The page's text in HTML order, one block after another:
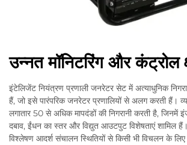
उन्नत मॉनिटरिंग और कंट्रोल
इंटेलिजेंट नियंत्रण प्रणाली जनरेटर सेट में अत्याधुनिक
हैं, जो इसे पारंपरिक जनरेटर प्रणालियों से अलग करती हैं।
लगातार 50 से अधिक मापदंडों की निगरानी करती है, जिनमें
दबाव, ईंधन का स्तर और विद्युत आउटपुट विशेषताएं शामिल
विश्लेषण आदर्श संचालन स्थितियों से किसी भी विचलन के लिए